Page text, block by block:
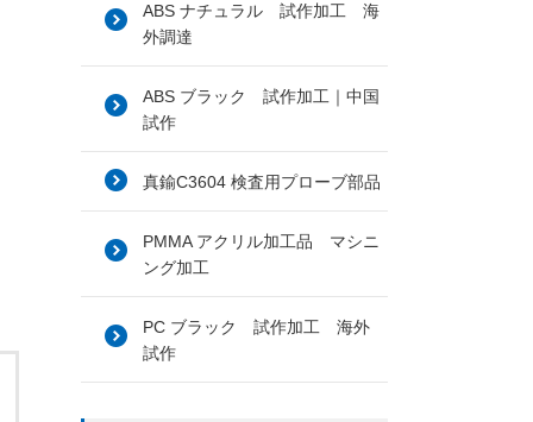
ABS ナチュラル 試作加工 海
外調達
ABS ブラック 試作加工｜中国
試作
真鍮C3604 検査用プローブ部品
PMMA アクリル加工品 マシニ
ング加工
PC ブラック 試作加工 海外
試作